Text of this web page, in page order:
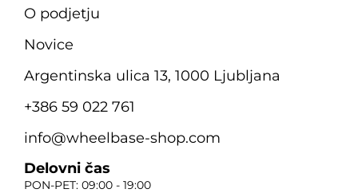
O podjetju
Novice
Argentinska ulica 13, 1000 Ljubljana
+386 59 022 761
info@wheelbase-shop.com
Delovni čas
PON-PET: 09:00 - 19:00